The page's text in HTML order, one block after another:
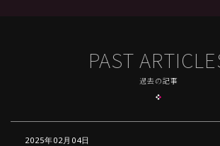
PAST
過去の記事
2025年02月04日